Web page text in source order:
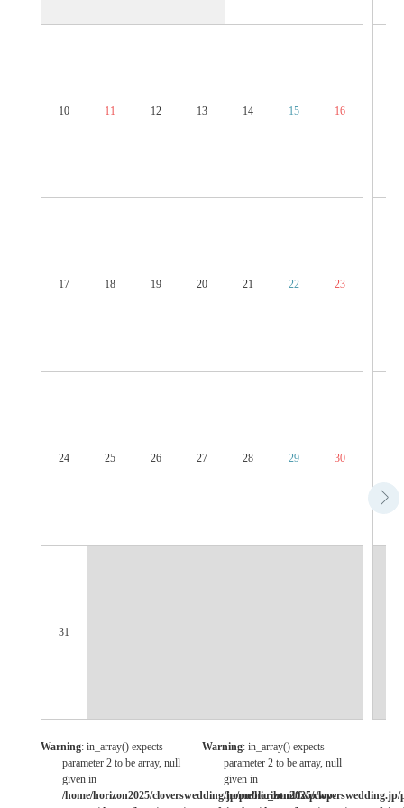
10 11 12 13 14 15 16
17 18 19 20 21 22 23
24 25 26 27 28 29 30
31
Warning: in_array() expects
parameter 2 to be array, null
given in
/home/horizon2025/cloverswedding.jp/public_html/fwp/wp-
Warning: in_array() expects
parameter 2 to be array, null
given in
/home/horizon2025/